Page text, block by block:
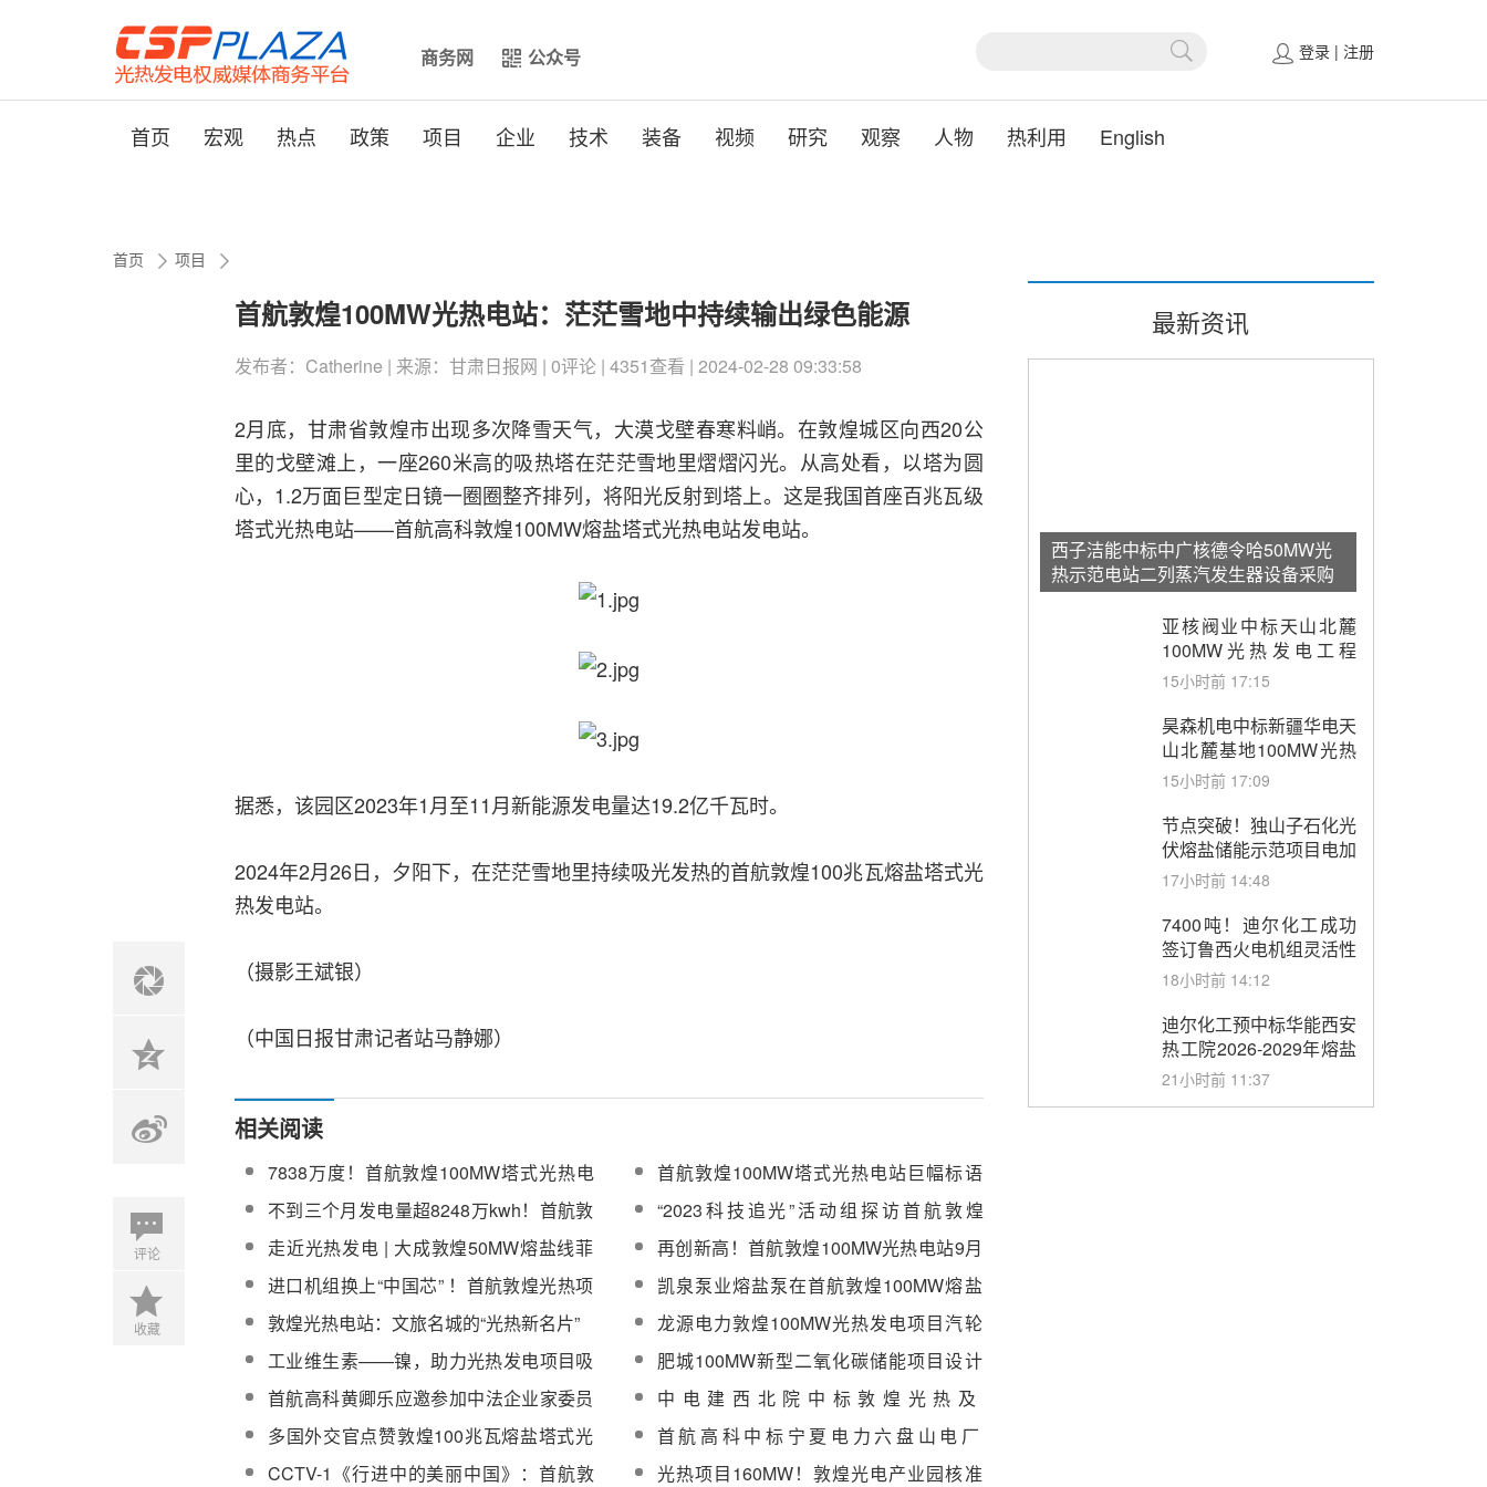
商务网 公众号 登录 | 注册
首页 宏观 热点 政策 项目 企业 技术 装备 视频 研究 观察 人物 热利用 English
首页 项目
首航敦煌100MW光热电站：茫茫雪地中持续输出绿色能源
发布者：Catherine | 来源：甘肃日报网 | 0评论 | 4351查看 | 2024-02-28 09:33:58
2月底，甘肃省敦煌市出现多次降雪天气，大漠戈壁春寒料峭。在敦煌城区向西20公
里的戈壁滩上，一座260米高的吸热塔在茫茫雪地里熠熠闪光。从高处看，以塔为圆
心，1.2万面巨型定日镜一圈圈整齐排列，将阳光反射到塔上。这是我国首座百兆瓦级
塔式光热电站——首航高科敦煌100MW熔盐塔式光热电站发电站。
据悉，该园区2023年1月至11月新能源发电量达19.2亿千瓦时。
2024年2月26日，夕阳下，在茫茫雪地里持续吸光发热的首航敦煌100兆瓦熔盐塔式光
热发电站。
（摄影王斌银）
（中国日报甘肃记者站马静娜）
评论
收藏
相关阅读
7838万度！首航敦煌100MW塔式光热电
站第三季度发电量同期增长39.7%
首航敦煌100MW塔式光热电站巨幅标语
为上海加油
不到三个月发电量超8248万kwh！首航敦
煌100MW塔式电站再创佳绩
“2023科技追光”活动组探访首航敦煌
100MW塔式光热电站
走近光热发电 | 大成敦煌50MW熔盐线菲
和首航敦煌100MW熔盐塔式光热发电项
目实践纪实
再创新高！首航敦煌100MW光热电站9月
份发电3192万度，同比增长51%
进口机组换上“中国芯” ！首航敦煌光热项
目改造完成
凯泉泵业熔盐泵在首航敦煌100MW熔盐
塔式电站安全平稳运行
敦煌光热电站：文旅名城的“光热新名片”
龙源电力敦煌100MW光热发电项目汽轮
发电机组设备采购中标候选人公示
工业维生素——镍，助力光热发电项目吸
热器等关键部件实现国产化
肥城100MW新型二氧化碳储能项目设计
施工总承包（EPC）公开招标
首航高科黄卿乐应邀参加中法企业家委员
会第六次会议
中电建西北院中标敦煌光热及
（100MW）光热发电科技项目设计服务
多国外交官点赞敦煌100兆瓦熔盐塔式光
热电站等绿色发展实践
首航高科中标宁夏电力六盘山电厂
2×1000MW机组扩建工程火电机组钢结构
CCTV-1《行进中的美丽中国》：首航敦
光热项目160MW！敦煌光电产业园核准
最新资讯
西子洁能中标中广核德令哈50MW光
热示范电站二列蒸汽发生器设备采购
亚核阀业中标天山北麓
100MW光热发电工程
EPC总承包项目熔盐截
购
15小时前 17:15
昊森机电中标新疆华电天
山北麓基地100MW光热
发电工程EPC总承包项
采购
15小时前 17:09
节点突破！独山子石化光
伏熔盐储能示范项目电加
热器厂房顺利封顶
17小时前 14:48
7400吨！迪尔化工成功
签订鲁西火电机组灵活性
改造项目三元液态盐采购
18小时前 14:12
迪尔化工预中标华能西安
热工院2026-2029年熔盐
介质框架协议
21小时前 11:37